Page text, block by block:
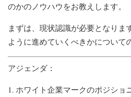
のかのノウハウをお教えします。
まずは、現状認識が必要となりま
ように進めていくべきかについて
アジェンダ：
1. ホワイト企業マークのポジショ